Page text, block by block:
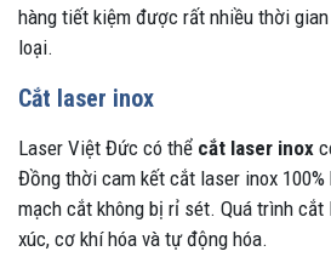
hàng tiết kiệm được rất nhiều thời
loại.
Cắt laser inox
Laser Việt Đức có thể cắt laser inox
Đồng thời cam kết cắt laser inox 100%
mạch cắt không bị rỉ sét. Quá trình
xúc, cơ khí hóa và tự động hóa.